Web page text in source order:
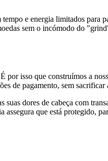
e energia limitados para
sem o incómodo do
isso que construímos a
de pagamento, sem
dores de cabeça com
que está protegido,